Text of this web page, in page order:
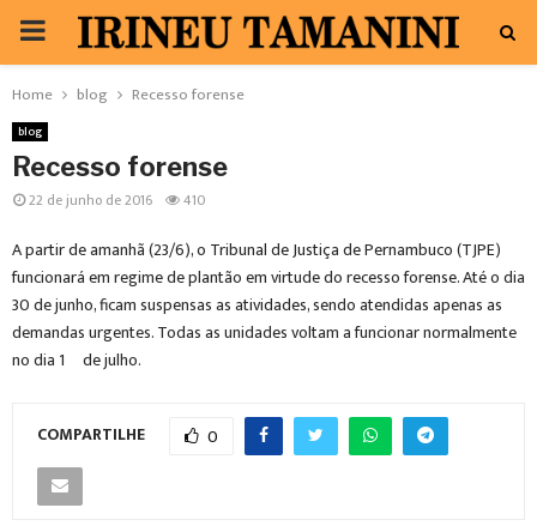
PRIMARY
MENU
Home blog Recesso forense
blog
Recesso forense
22 de junho de 2016 410
A partir de amanhã (23/6), o Tribunal de Justiça de Pernambuco (TJPE)
funcionará em regime de plantão em virtude do recesso forense. Até o dia
30 de junho, ficam suspensas as atividades, sendo atendidas apenas as
demandas urgentes. Todas as unidades voltam a funcionar normalmente
no dia 1º de julho.
COMPARTILHE 0